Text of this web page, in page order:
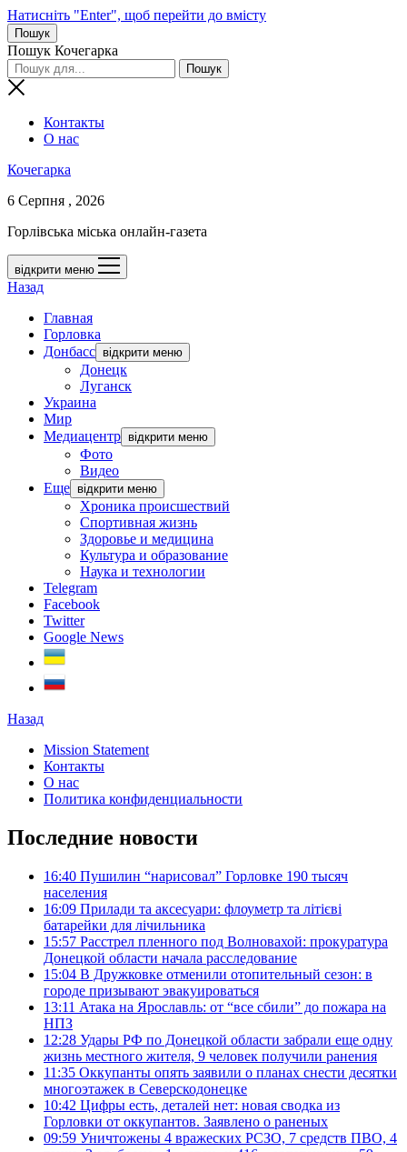
Натисніть "Enter", щоб перейти до вмісту
Пошук
Пошук Кочегарка
Контакты
О нас
Кочегарка
6 Серпня , 2026
Горлівська міська онлайн-газета
відкрити меню
Назад
Главная
Горловка
Донбасс відкрити меню
Донецк
Луганск
Украина
Мир
Медиацентр відкрити меню
Фото
Видео
Еще відкрити меню
Хроника происшествий
Спортивная жизнь
Здоровье и медицина
Культура и образование
Наука и технологии
Telegram
Facebook
Twitter
Google News
Назад
Mission Statement
Контакты
О нас
Политика конфиденциальности
Последние новости
16:40 Пушилин “нарисовал” Горловке 190 тысяч
населения
16:09 Прилади та аксесуари: флоуметр та літієві
батарейки для лічильника
15:57 Расстрел пленного под Волновахой: прокуратура
Донецкой области начала расследование
15:04 В Дружковке отменили отопительный сезон: в
городе призывают эвакуироваться
13:11 Атака на Ярославль: от “все сбили” до пожара на
НПЗ
12:28 Удары РФ по Донецкой области забрали еще одну
жизнь местного жителя, 9 человек получили ранения
11:35 Оккупанты опять заявили о планах снести десятки
многоэтажек в Северскодонецке
10:42 Цифры есть, деталей нет: новая сводка из
Горловки от оккупантов. Заявлено о раненых
09:59 Уничтожены 4 вражеских РСЗО, 7 средств ПВО, 4